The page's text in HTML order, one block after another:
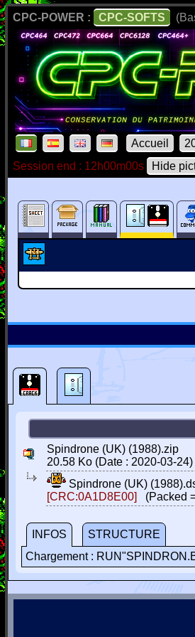
CPC-POWER : CPC-SOFTS
Accueil
Session end : 12h00m00s
Hide
Spindrone (UK) (1988).zip
20.58 Ko (Date : 2020-03-24)
Spindrone (UK)
[CRC:0A1D8E00]
(Packed
INFOS
STRUCTURE
Chargement :